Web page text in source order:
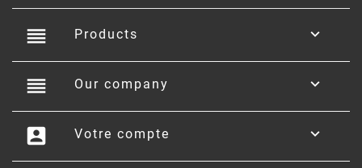
reorder Products 
reorder Our company 
account_box Votre compte 